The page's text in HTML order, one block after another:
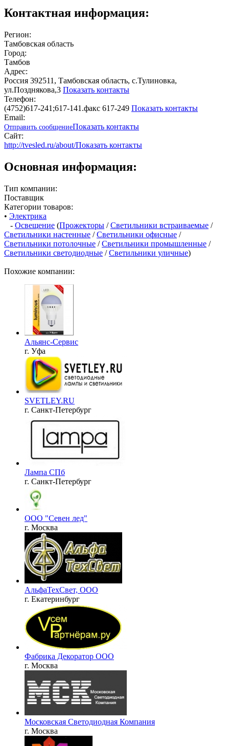
Контактная информация:
Регион:
Тамбовская область
Город:
Тамбов
Адрес:
Россия 392511, Тамбовская область, с.Тулиновка,
ул.Позднякова,3 Показать контакты
Телефон:
(4752)617-241;617-141.факс 617-249 Показать контакты
Email:
Отправить сообщениеПоказать контакты
Сайт:
http://tvesled.ru/about/Показать контакты
Основная информация:
Тип компании:
Поставщик
Категории товаров:
• Электрика
- Освещение (Прожекторы /Светильники встраиваемые /
Светильники настенные /Светильники офисные /
Светильники потолочные /Светильники промышленные /
Светильники светодиодные /Светильники уличные)
Похожие компании:
Альянс-Сервис
г. Уфа
SVETLEY.RU
г. Санкт-Петербург
Лампа СПб
г. Санкт-Петербург
ООО "Севен лед"
г. Москва
АльфаТехСвет, ООО
г. Екатеринбург
Фабрика Декоратор ООО
г. Москва
Московская Светодиодная Компания
г. Москва